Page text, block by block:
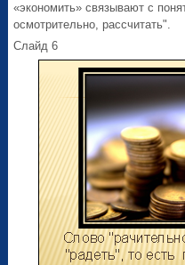
«экономить» связывают с
осмотрительно, рассчитать".
Слайд 6